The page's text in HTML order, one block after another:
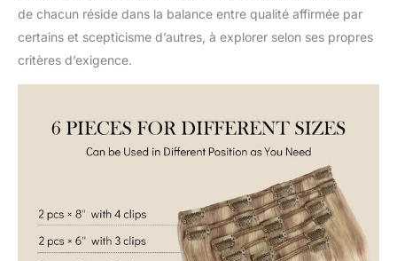
de chacun réside dans la balance entre qualité affirmée par
certains et scepticisme d’autres, à explorer selon ses propres
critères d’exigence.